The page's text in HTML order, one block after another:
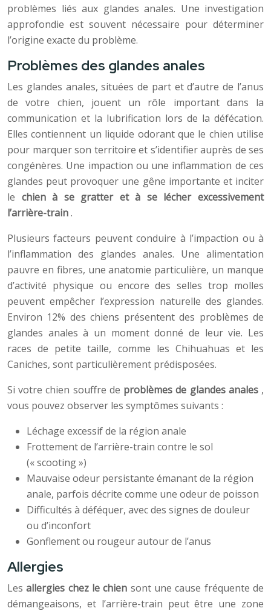
problèmes liés aux glandes anales. Une investigation
approfondie est souvent nécessaire pour déterminer
l’origine exacte du problème.
Problèmes des glandes anales
Les glandes anales, situées de part et d’autre de l’anus
de votre chien, jouent un rôle important dans la
communication et la lubrification lors de la défécation.
Elles contiennent un liquide odorant que le chien utilise
pour marquer son territoire et s’identifier auprès de ses
congénères. Une impaction ou une inflammation de ces
glandes peut provoquer une gêne importante et inciter
le chien à se gratter et à se lécher excessivement
l’arrière-train.
Plusieurs facteurs peuvent conduire à l’impaction ou à
l’inflammation des glandes anales. Une alimentation
pauvre en fibres, une anatomie particulière, un manque
d’activité physique ou encore des selles trop molles
peuvent empêcher l’expression naturelle des glandes.
Environ 12% des chiens présentent des problèmes de
glandes anales à un moment donné de leur vie. Les
races de petite taille, comme les Chihuahuas et les
Caniches, sont particulièrement prédisposées.
Si votre chien souffre de problèmes de glandes anales ,
vous pouvez observer les symptômes suivants :
Léchage excessif de la région anale
Frottement de l’arrière-train contre le sol
(« scooting »)
Mauvaise odeur persistante émanant de la région
anale, parfois décrite comme une odeur de poisson
Difficultés à déféquer, avec des signes de douleur
ou d’inconfort
Gonflement ou rougeur autour de l’anus
Allergies
Lesallergies chez le chien sont une cause fréquente de
démangeaisons, et l’arrière-train peut être une zone